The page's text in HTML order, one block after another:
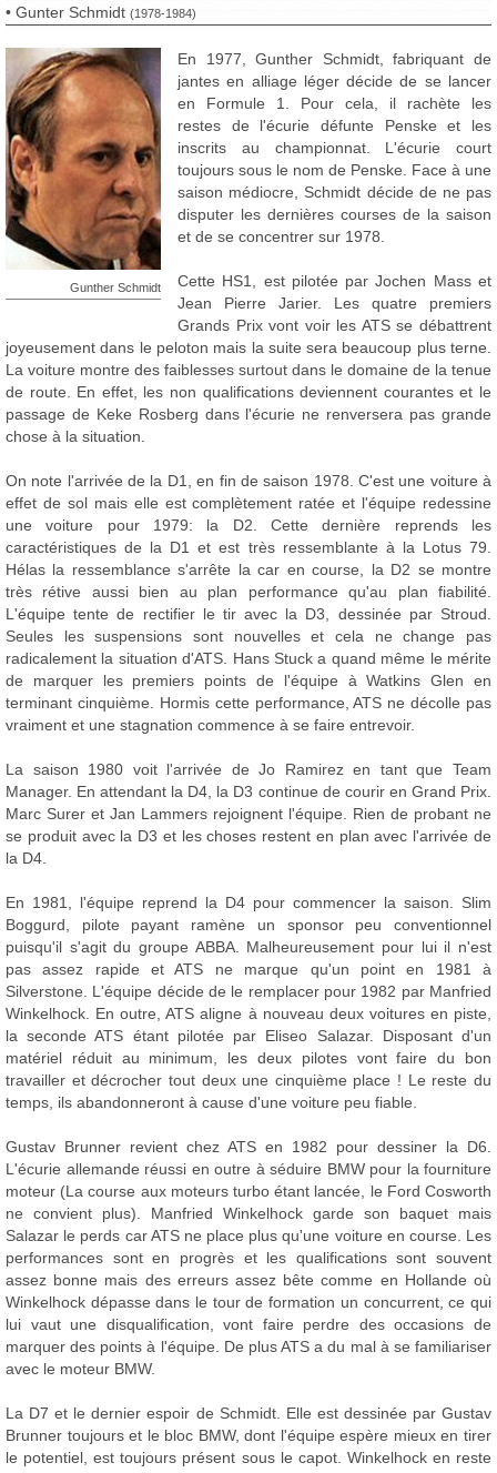
• Gunter Schmidt (1978-1984)
Gunther Schmidt
En 1977, Gunther Schmidt, fabriquant de
jantes en alliage léger décide de se lancer
en Formule 1. Pour cela, il rachète les
restes de l'écurie défunte Penske et les
inscrits au championnat. L'écurie court
toujours sous le nom de Penske. Face à une
saison médiocre, Schmidt décide de ne pas
disputer les dernières courses de la saison
et de se concentrer sur 1978.
Cette HS1, est pilotée par Jochen Mass et
Jean Pierre Jarier. Les quatre premiers
Grands Prix vont voir les ATS se débattrent
joyeusement dans le peloton mais la suite sera beaucoup plus terne.
La voiture montre des faiblesses surtout dans le domaine de la tenue
de route. En effet, les non qualifications deviennent courantes et le
passage de Keke Rosberg dans l'écurie ne renversera pas grande
chose à la situation.
On note l'arrivée de la D1, en fin de saison 1978. C'est une voiture à
effet de sol mais elle est complètement ratée et l'équipe redessine
une voiture pour 1979: la D2. Cette dernière reprends les
caractéristiques de la D1 et est très ressemblante à la Lotus 79.
Hélas la ressemblance s'arrête la car en course, la D2 se montre
très rétive aussi bien au plan performance qu'au plan fiabilité.
L'équipe tente de rectifier le tir avec la D3, dessinée par Stroud.
Seules les suspensions sont nouvelles et cela ne change pas
radicalement la situation d'ATS. Hans Stuck a quand même le mérite
de marquer les premiers points de l'équipe à Watkins Glen en
terminant cinquième. Hormis cette performance, ATS ne décolle pas
vraiment et une stagnation commence à se faire entrevoir.
La saison 1980 voit l'arrivée de Jo Ramirez en tant que Team
Manager. En attendant la D4, la D3 continue de courir en Grand Prix.
Marc Surer et Jan Lammers rejoignent l'équipe. Rien de probant ne
se produit avec la D3 et les choses restent en plan avec l'arrivée de
la D4.
En 1981, l'équipe reprend la D4 pour commencer la saison. Slim
Boggurd, pilote payant ramène un sponsor peu conventionnel
puisqu'il s'agit du groupe ABBA. Malheureusement pour lui il n'est
pas assez rapide et ATS ne marque qu'un point en 1981 à
Silverstone. L'équipe décide de le remplacer pour 1982 par Manfried
Winkelhock. En outre, ATS aligne à nouveau deux voitures en piste,
la seconde ATS étant pilotée par Eliseo Salazar. Disposant d'un
matériel réduit au minimum, les deux pilotes vont faire du bon
travailler et décrocher tout deux une cinquième place ! Le reste du
temps, ils abandonneront à cause d'une voiture peu fiable.
Gustav Brunner revient chez ATS en 1982 pour dessiner la D6.
L'écurie allemande réussi en outre à séduire BMW pour la fourniture
moteur (La course aux moteurs turbo étant lancée, le Ford Cosworth
ne convient plus). Manfried Winkelhock garde son baquet mais
Salazar le perds car ATS ne place plus qu'une voiture en course. Les
performances sont en progrès et les qualifications sont souvent
assez bonne mais des erreurs assez bête comme en Hollande où
Winkelhock dépasse dans le tour de formation un concurrent, ce qui
lui vaut une disqualification, vont faire perdre des occasions de
marquer des points à l'équipe. De plus ATS a du mal à se familiariser
avec le moteur BMW.
La D7 et le dernier espoir de Schmidt. Elle est dessinée par Gustav
Brunner toujours et le bloc BMW, dont l'équipe espère mieux en tirer
le potentiel, est toujours présent sous le capot. Winkelhock en reste